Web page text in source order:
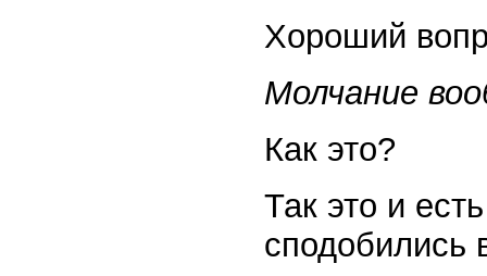
Хороший
Молчание
Как это?
Так это и
сподобились